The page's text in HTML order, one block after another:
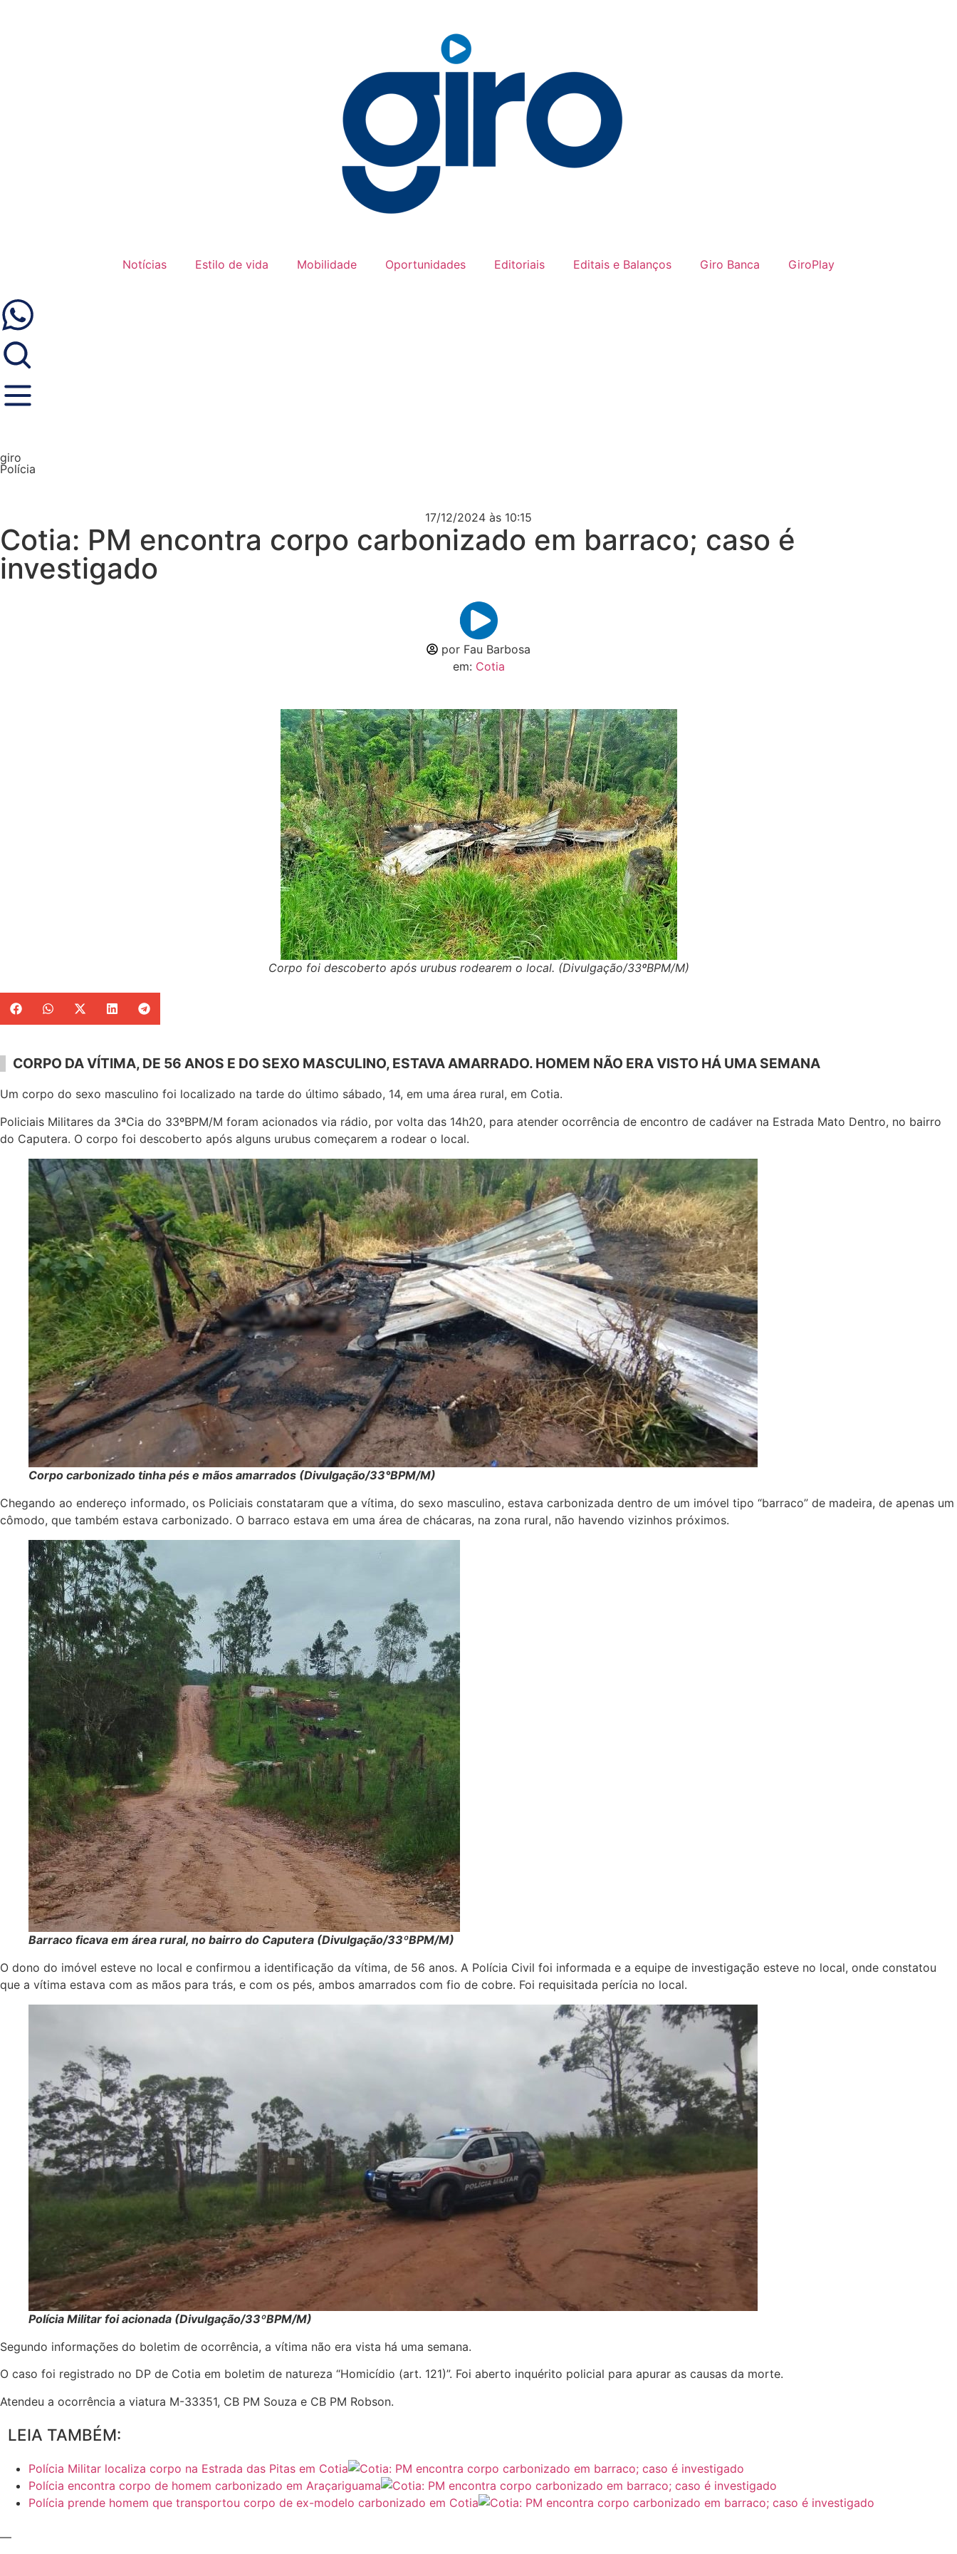
Notícias Estilo de vida Mobilidade Oportunidades Editoriais Editais e Balanços Giro Banca GiroPlay
giro
Polícia
17/12/2024 às 10:15
Cotia: PM encontra corpo carbonizado em barraco; caso é
investigado
por Fau Barbosa
em: Cotia
Corpo foi descoberto após urubus rodearem o local. (Divulgação/33ºBPM/M)
CORPO DA VÍTIMA, DE 56 ANOS E DO SEXO MASCULINO, ESTAVA AMARRADO. HOMEM NÃO ERA VISTO HÁ UMA SEMANA
Um corpo do sexo masculino foi localizado na tarde do último sábado, 14, em uma área rural, em Cotia.
Policiais Militares da 3ªCia do 33ºBPM/M foram acionados via rádio, por volta das 14h20, para atender ocorrência de encontro de cadáver na Estrada Mato Dentro, no bairro
do Caputera. O corpo foi descoberto após alguns urubus começarem a rodear o local.
Corpo carbonizado tinha pés e mãos amarrados (Divulgação/33°BPM/M)
Chegando ao endereço informado, os Policiais constataram que a vítima, do sexo masculino, estava carbonizada dentro de um imóvel tipo “barraco” de madeira, de apenas um
cômodo, que também estava carbonizado. O barraco estava em uma área de chácaras, na zona rural, não havendo vizinhos próximos.
Barraco ficava em área rural, no bairro do Caputera (Divulgação/33ºBPM/M)
O dono do imóvel esteve no local e confirmou a identificação da vítima, de 56 anos. A Polícia Civil foi informada e a equipe de investigação esteve no local, onde constatou
que a vítima estava com as mãos para trás, e com os pés, ambos amarrados com fio de cobre. Foi requisitada perícia no local.
Polícia Militar foi acionada (Divulgação/33ºBPM/M)
Segundo informações do boletim de ocorrência, a vítima não era vista há uma semana.
O caso foi registrado no DP de Cotia em boletim de natureza “Homicídio (art. 121)”. Foi aberto inquérito policial para apurar as causas da morte.
Atendeu a ocorrência a viatura M-33351, CB PM Souza e CB PM Robson.
LEIA TAMBÉM:
Polícia Militar localiza corpo na Estrada das Pitas em Cotia
Polícia encontra corpo de homem carbonizado em Araçariguama
Polícia prende homem que transportou corpo de ex-modelo carbonizado em Cotia
—